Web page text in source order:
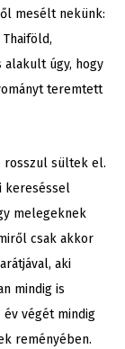
mesélt nekünk:
Thaiföld,
alakult úgy, hogy
teremtett
rosszul sültek el.
kereséssel
melegeknek
csak akkor
aki
mindig is
végét mindig
reményében.